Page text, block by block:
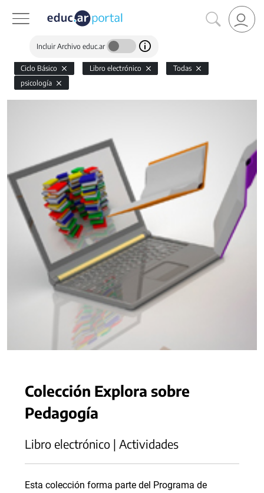
Incluir Archivo educ.ar
Ciclo Básico Libro electrónico
Todas
psicología
Colección Explora sobre
Pedagogía
Libro electrónico | Actividades
Esta colección forma parte del Programa de